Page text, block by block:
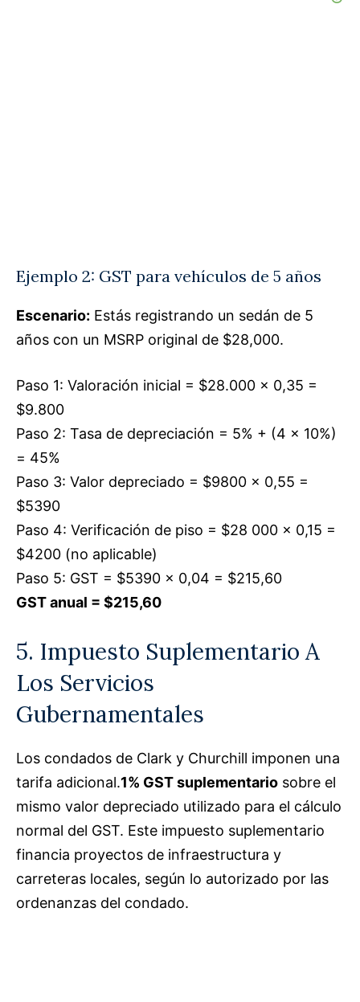
Ejemplo 2: GST para vehículos de 5 años
Escenario: Estás registrando un sedán de 5
años con un MSRP original de $28,000.
Paso 1: Valoración inicial = $28.000 × 0,35 =
$9.800
Paso 2: Tasa de depreciación = 5% + (4 × 10%)
= 45%
Paso 3: Valor depreciado = $9800 × 0,55 =
$5390
Paso 4: Verificación de piso = $28 000 × 0,15 =
$4200 (no aplicable)
Paso 5: GST = $5390 × 0,04 = $215,60
GST anual = $215,60
5. Impuesto Suplementario A
Los Servicios
Gubernamentales
Los condados de Clark y Churchill imponen una
tarifa adicional.1% GST suplementario sobre el
mismo valor depreciado utilizado para el cálculo
normal del GST. Este impuesto suplementario
financia proyectos de infraestructura y
carreteras locales, según lo autorizado por las
ordenanzas del condado.